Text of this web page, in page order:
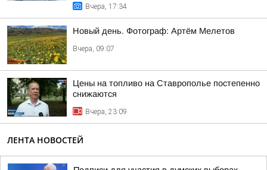
Вчера, 17:34
Новый день. Фотограф: Артём Мелетов
Вчера, 09:07
Цены на топливо на Ставрополье постепенно
снижаются
Вчера, 23:09
ЛЕНТА НОВОСТЕЙ